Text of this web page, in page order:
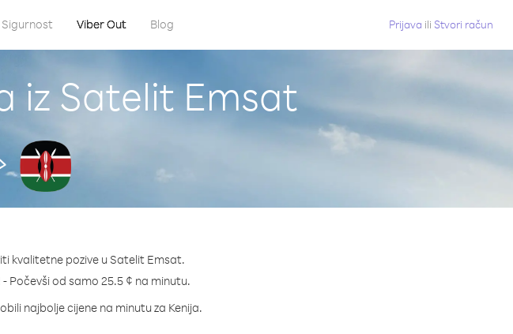
Sigurnost Viber Out Blog Prijava ili Stvori račun
iz Satelit Emsat
kvalitetne pozive u Satelit Emsat.
Počevši od samo 25.5 ¢ na minutu.
najbolje cijene na minutu za Kenija.